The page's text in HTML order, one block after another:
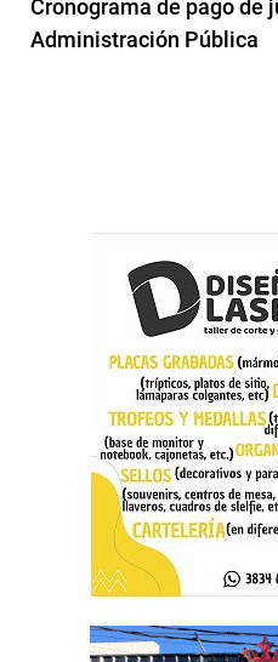
Cronograma de pago de
Administración Pública